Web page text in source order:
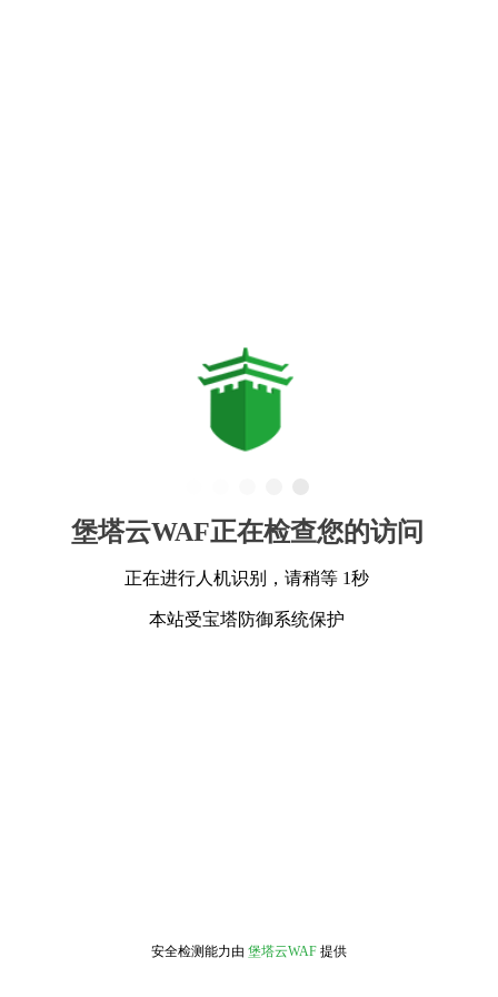
堡塔云WAF正在检查您的访问
正在进行人机识别，请稍等 1秒
本站受宝塔防御系统保护
安全检测能力由 堡塔云WAF 提供